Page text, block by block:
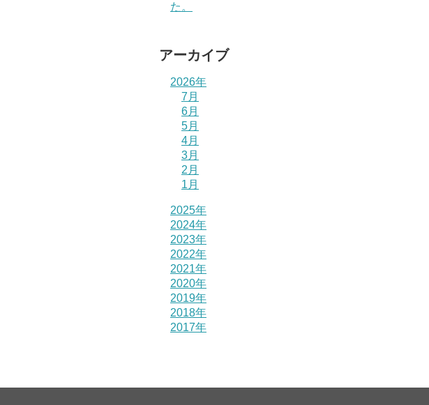
た。
アーカイブ
2026年
7月
6月
5月
4月
3月
2月
1月
2025年
2024年
2023年
2022年
2021年
2020年
2019年
2018年
2017年